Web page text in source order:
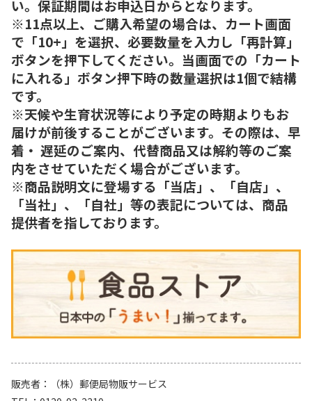
い。保証期間はお申込日からとなります。
※11点以上、ご購入希望の場合は、カート画面
で「10+」を選択、必要数量を入力し「再計算」
ボタンを押下してください。当画面での「カート
に入れる」ボタン押下時の数量選択は1個で結構
です。
※天候や生育状況等により予定の時期よりもお
届けが前後することがございます。その際は、早
着・ 遅延のご案内、代替商品又は解約等のご案
内をさせていただく場合がございます。
※商品説明文に登場する「当店」、「自店」、
「当社」、「自社」等の表記については、商品
提供者を指しております。
販売者
（株）郵便局物販サービス